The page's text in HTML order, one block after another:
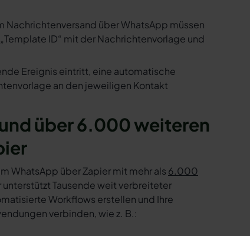
Nachrichtenversand über WhatsApp müssen
ID“ mit der Nachrichtenvorlage und
Ereignis eintritt, eine automatische
an den jeweiligen Kontakt
über 6.000 weiteren
WhatsApp über Zapier mit mehr als 6.000
Tausende weit verbreiteter
Workflows erstellen und Ihre
verbinden, wie z. B.: